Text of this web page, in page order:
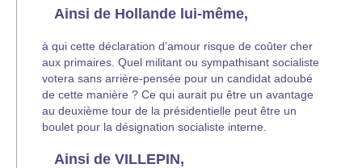
Ainsi de Hollande lui-même,
à qui cette déclaration d’amour risque de coûter cher
aux primaires. Quel militant ou sympathisant socialiste
votera sans arrière-pensée pour un candidat adoubé
de cette manière ? Ce qui aurait pu être un avantage
au deuxième tour de la présidentielle peut être un
boulet pour la désignation socialiste interne.
Ainsi de VILLEPIN,